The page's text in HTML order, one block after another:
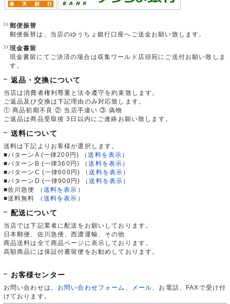
郵便振替
郵便振替は、当店のゆうちょ銀行口座へご送金お願い致します。
現金書留
現金書留にてご決済の場合は収集ワールド店頭宛にご送付お願い致しま
す。
返品・交換について
当店は消費者権利尊重と法令遵守を約束致します。
ご返品及び交換は下記理由のみ対応致します。
① 商品初期不良 ② 当店手違い ③ 偽物
ご返品は商品受取後 3日以内にご連絡お願い致します。
送料について
送料は下記よりお客様が選択します。
■パターンA (一律200円)
（送料を表示 ）
■パターンB (一律360円)
（送料を表示 ）
■パターンC (一律600円)
（送料を表示 ）
■パターンD (一律900円)
（送料を表示 ）
■佐川急便
（ 送料を表示 ）
■送料無料
（ 送料を表示 ）
配送について
当店では下記業者に配送をお願いしております。
日本郵便、佐川急便、西濃運輸、その他
商品送料は全て商品ページに表示しております。
高額商品には保証付書留便をお勧めしております。
お客様センター
お問い合わせは、 お問い合わせフォーム メール 、お電話、FAXで受け付
けております。